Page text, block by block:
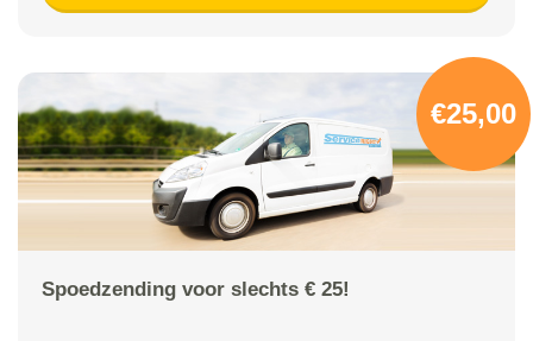
€25,00
Spoedzending voor slechts € 25!